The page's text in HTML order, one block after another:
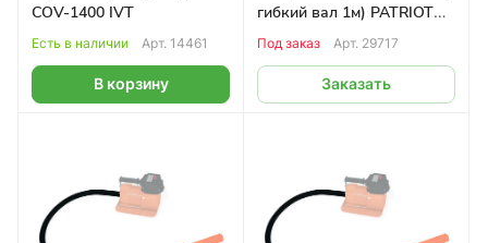
COV-1400 IVT
Есть в наличии Арт. 14461
В корзину
гибкий вал 1м) PATRIOT
OPTIMA
Под заказ Арт. 29717
Заказать